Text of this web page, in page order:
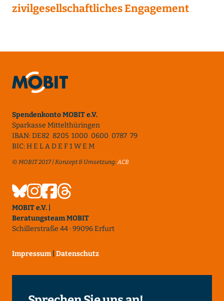
zivilgesellschaftliches Engagement
Spendenkonto MOBIT e.V.
Sparkasse Mittelthüringen
IBAN: DE82 8205 1000 0600 0787 79
BIC: H E L A D E F 1 W E M
© MOBIT 2017 | Konzept & Umsetzung:ACB
MOBIT e.V. |
Beratungsteam MOBIT
Schillerstraße 44 · 99096 Erfurt
Impressum Datenschutz